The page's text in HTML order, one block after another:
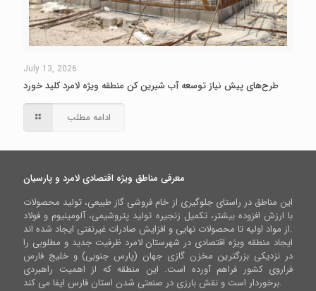
July 13, 2026
طرح‌های پیش نیاز توسعه آب شیرین کن منطقه ویژه لامرد کلید خورد
ادامه مطلب
معرفی مناطق ویژه اقتصادی لامرد و پارسیان
این مناطق در راستای جلوگیری از خام فروشی گاز طبیعی، تولید محصولات
با ارزش افزوده بیشتر، تکمیل زنجیره تولید پتروشیمی، آلومینیوم و فولاد
از مواد اولیه تا محصولات نهایی و افزایش صادرات غیرنفتی ایجاد شده اند.
ایجاد منطقه ویژه اقتصادی در شهرستان لامرد ظرفیت جدید و مطلوبی را
در نزدیکی بزرگترین مخزن گازی جهان (پارس جنوبی) و خلیج فارس
فراروی کشور فراهم آورده است. این منطقه که از اهمیت راهبردی
برخوردار است و نقش بارزی در صنعتی شدن استان فارس ایفا می کند.